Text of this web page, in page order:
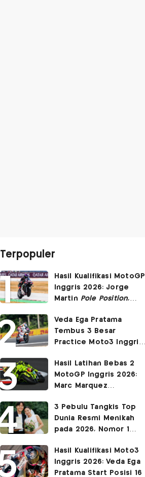
Terpopuler
Hasil Kualifikasi MotoGP
Inggris 2026: Jorge
Martin Pole Position,
Posisi 6!
Veda Ega Pratama
Tembus 3 Besar
Practice Moto3 Inggris
di Kualifikasi?
Hasil Latihan Bebas 2
MotoGP Inggris 2026:
Marc Marquez
Giannantonio Tercepat
3 Pebulu Tangkis Top
Dunia Resmi Menikah
pada 2026, Nomor 1
Hasil Kualifikasi Moto3
Inggris 2026: Veda Ega
Pratama Start Posisi 16